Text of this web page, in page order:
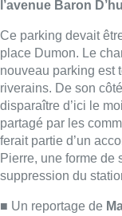
Moriamé
Lire aussi :
Les
zones 30